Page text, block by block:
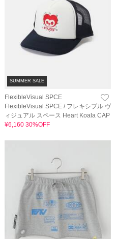
SUMMER SALE
FlexibleVisual SPCE
FlexibleVisual SPCE / フレキシブル ヴ
ィジュアル スペース Heart Koala CAP
¥6,160 30%OFF